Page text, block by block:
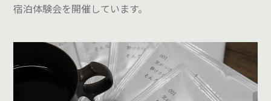
宿泊体験会を開催しています。